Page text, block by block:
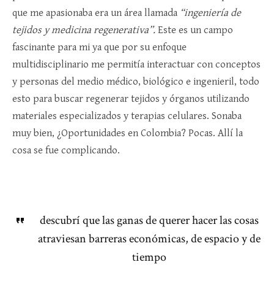
que me apasionaba era un área llamada “ingeniería de
tejidos y medicina regenerativa”. Este es un campo
fascinante para mi ya que por su enfoque
multidisciplinario me permitía interactuar con conceptos
y personas del medio médico, biológico e ingenieril, todo
esto para buscar regenerar tejidos y órganos utilizando
materiales especializados y terapias celulares. Sonaba
muy bien, ¿Oportunidades en Colombia? Pocas. Allí la
cosa se fue complicando.
descubrí que las ganas de querer hacer las cosas
atraviesan barreras económicas, de espacio y de
tiempo